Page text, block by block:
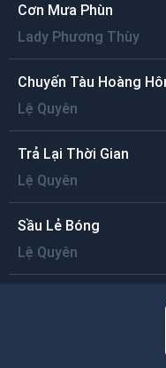
Cơn Mưa Phùn
Lady Phương Thùy
Chuyến Tàu Hoàng
Lệ Quyên
Trả Lại Thời Gian
Lệ Quyên
Sầu Lẻ Bóng
Lệ Quyên